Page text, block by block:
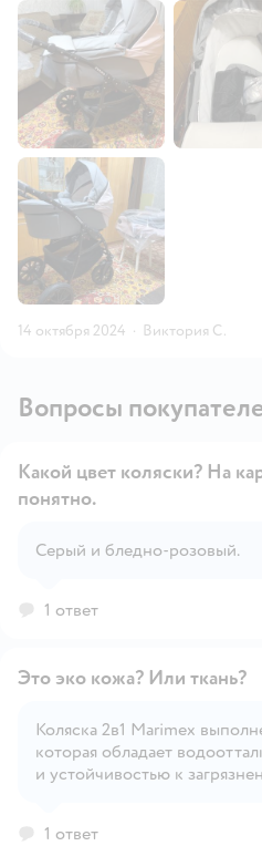
14 октября 2024 · Виктория С.
Вопросы
Какой цвет коляски? На
понятно.
Серый и бледно-розовый.
1 ответ
Это эко кожа? Или ткань?
Коляска 2в1 Marimex
которая обладает
и устойчивостью к
1 ответ